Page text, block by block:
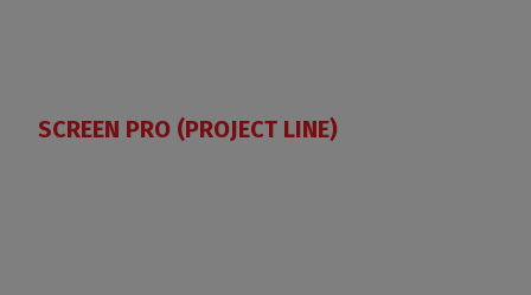
SCREEN PRO (PROJECT LINE)